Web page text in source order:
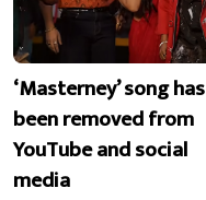
‘Masterney’ song has
been removed from
YouTube and social
media